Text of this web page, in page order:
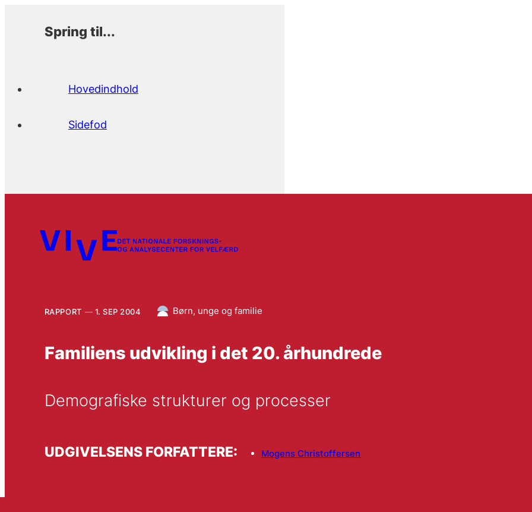
Spring til...
Hovedindhold
Sidefod
RAPPORT 1. SEP 2004 Børn, unge og familie
Familiens udvikling i det 20. århundrede
Demografiske strukturer og processer
UDGIVELSENS FORFATTERE: Mogens Christoffersen